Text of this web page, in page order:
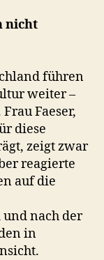
nicht
führen
weiter –
Faeser,
diese
zeigt zwar
reagierte
auf die
nach der
in